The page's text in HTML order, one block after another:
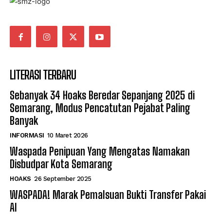
LITERASI TERBARU
Sebanyak 34 Hoaks Beredar Sepanjang 2025 di
Semarang, Modus Pencatutan Pejabat Paling
Banyak
INFORMASI 10 Maret 2026
Waspada Penipuan Yang Mengatas Namakan
Disbudpar Kota Semarang
HOAKS 26 September 2025
WASPADA! Marak Pemalsuan Bukti Transfer Pakai
AI